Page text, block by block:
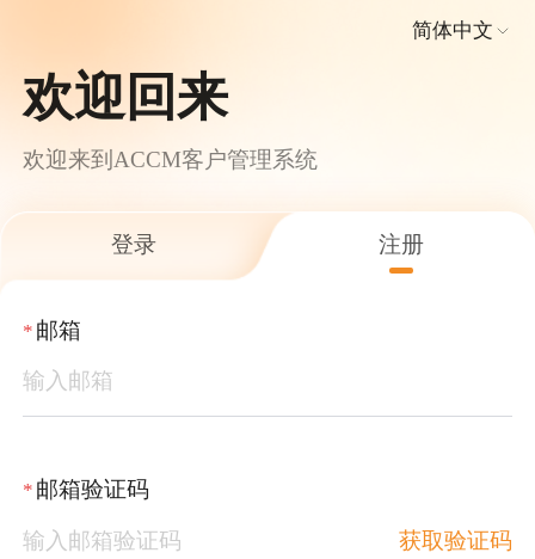
简体中文
欢迎回来
欢迎来到ACCM客户管理系统
登录 注册
* 邮箱
* 邮箱验证码
获取验证码